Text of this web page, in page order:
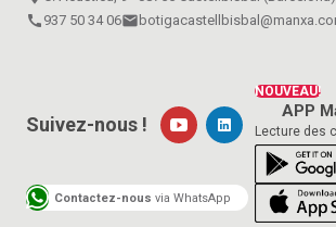
call 937 50 34 06email
NOUVEAU!
APP
Lecture des
Suivez-nous !
Contactez-nous via WhatsApp